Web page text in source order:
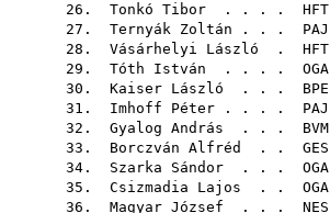
26. Tonkó Tibor . . . . HFT
27. Ternyák Zoltán . . . PAJ
28. Vásárhelyi László . HFT
29. Tóth István . . . . OGA
30. Kaiser László . . . BPE
31. Imhoff Péter . . . . PAJ
32. Gyalog András . . . BVM
33. Borczván Alfréd . . GES
34. Szarka Sándor . . . OGA
35. Csizmadia Lajos . . OGA
36. Magyar József . . . NES